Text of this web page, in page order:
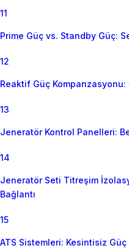
11
Prime Güç vs. Standby Güç:
12
Reaktif Güç
13
Jeneratör Kontrol Panelleri:
14
Jeneratör Seti Titreşim
Bağlantı
15
ATS Sistemleri: Kesintisiz